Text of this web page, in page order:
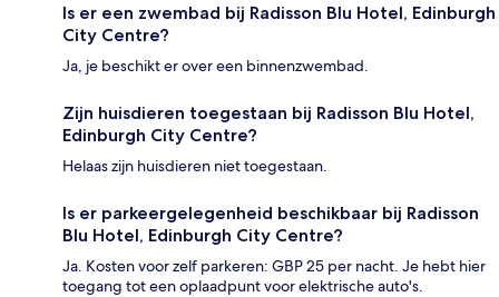
Is er een zwembad bij Radisson Blu Hotel, Edinburgh
City Centre?
Ja, je beschikt er over een binnenzwembad.
Zijn huisdieren toegestaan bij Radisson Blu Hotel,
Edinburgh City Centre?
Helaas zijn huisdieren niet toegestaan.
Is er parkeergelegenheid beschikbaar bij Radisson
Blu Hotel, Edinburgh City Centre?
Ja. Kosten voor zelf parkeren: GBP 25 per nacht. Je hebt hier
toegang tot een oplaadpunt voor elektrische auto's.